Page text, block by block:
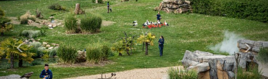
< >